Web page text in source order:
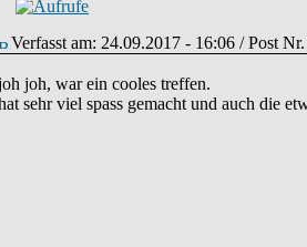
Verfasst am: 24.09.2017 - 16:06 / Post
joh, war ein cooles treffen.
sehr viel spass gemacht und auch die